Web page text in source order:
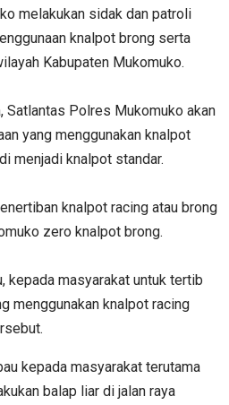
melakukan sidak dan patroli
knalpot brong serta
Kabupaten Mukomuko.
Satlantas Polres Mukomuko akan
yang menggunakan knalpot
menjadi knalpot standar.
knalpot racing atau brong
zero knalpot brong.
kepada masyarakat untuk tertib
menggunakan knalpot racing
kepada masyarakat terutama
balap liar di jalan raya